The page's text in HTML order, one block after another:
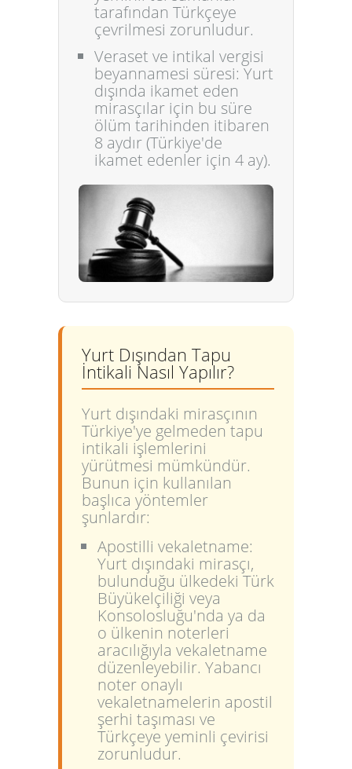
tarafından Türkçeye
çevrilmesi zorunludur.
Veraset ve intikal vergisi
beyannamesi süresi: Yurt
dışında ikamet eden
mirasçılar için bu süre
ölüm tarihinden itibaren
8 aydır (Türkiye'de
ikamet edenler için 4 ay).
Yurt Dışından Tapu
İntikali Nasıl Yapılır?
Yurt dışındaki mirasçının
Türkiye'ye gelmeden tapu
intikali işlemlerini
yürütmesi mümkündür.
Bunun için kullanılan
başlıca yöntemler
şunlardır:
Apostilli vekaletname:
Yurt dışındaki mirasçı,
bulunduğu ülkedeki Türk
Büyükelçiliği veya
Konsolosluğu'nda ya da
o ülkenin noterleri
aracılığıyla vekaletname
düzenleyebilir. Yabancı
noter onaylı
vekaletnamelerin apostil
şerhi taşıması ve
Türkçeye yeminli çevirisi
zorunludur.